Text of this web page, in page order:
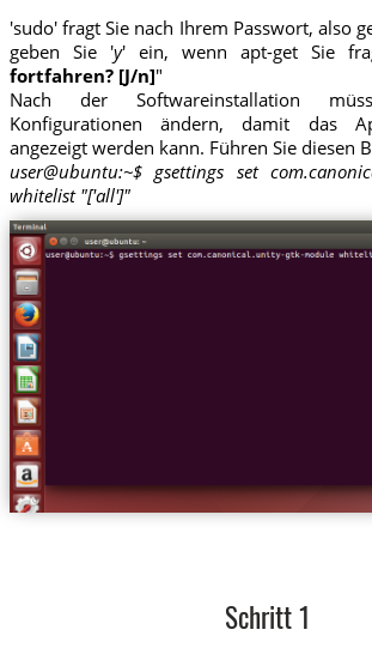
'sudo' fragt Sie nach Ihrem Passwort, also
geben Sie 'y' ein, wenn apt-get Sie
fortfahren? [J/n]"
Nach der Softwareinstallation
Konfigurationen ändern, damit das
angezeigt werden kann. Führen Sie diesen
user@ubuntu:~$ gsettings set
whitelist "['all']"
Schritt 1